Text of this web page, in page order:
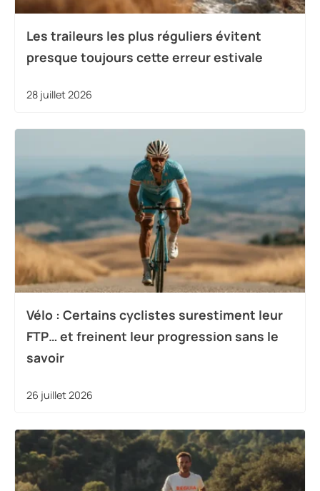
Les traileurs les plus réguliers évitent
presque toujours cette erreur estivale
28 juillet 2026
Vélo : Certains cyclistes surestiment leur
FTP… et freinent leur progression sans le
savoir
26 juillet 2026